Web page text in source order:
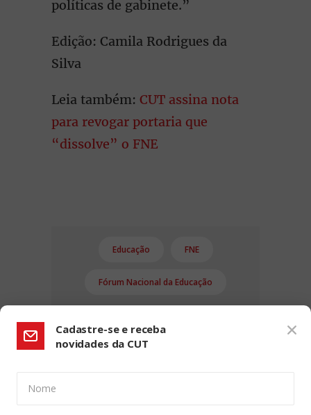
políticas de gabinete.”
Edição: Camila Rodrigues da
Silva
Leia também: CUT assina nota
para revogar portaria que
“dissolve” o FNE
Educação FNE
Fórum Nacional da Educação
Cadastre-se e receba
novidades da CUT
Nome